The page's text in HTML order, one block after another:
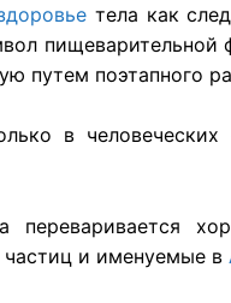
тела как
путем поэтапного
в
переваривается
и именуемые в